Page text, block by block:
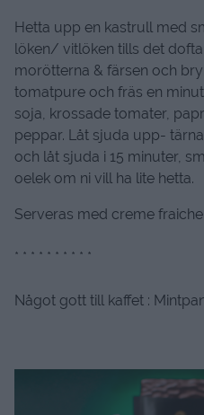
Gör så här:
Hetta upp en kastrull med
löken/ vitlöken tills det
morötterna & färsen och
tomatpure och fräs en
soja, krossade tomater,
peppar. Låt sjuda upp-
oelek om ni vill ha lite hetta.
Serveras med creme
* * * * * * * * * *